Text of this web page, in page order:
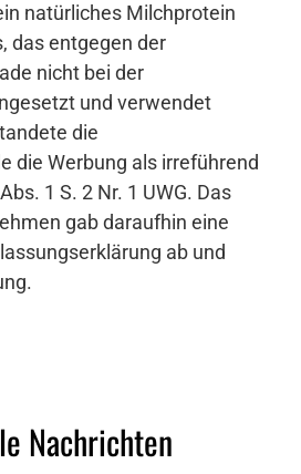
natürliches Milchprotein
das entgegen der
nicht bei der
und verwendet
die
die Werbung als irreführend
1 S. 2 Nr. 1 UWG. Das
gab daraufhin eine
ab und
Nachrichten